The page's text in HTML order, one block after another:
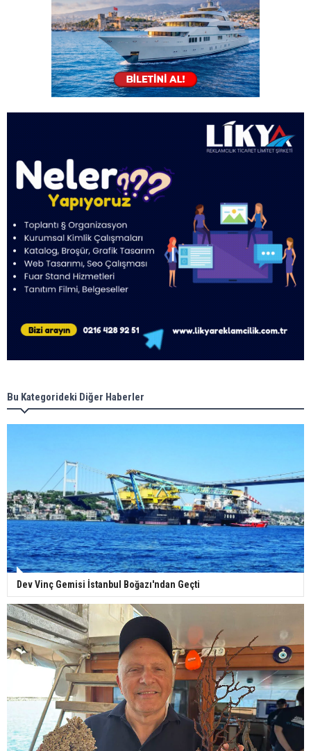
Bu Kategorideki Diğer Haberler
Dev Vinç Gemisi İstanbul Boğazı'ndan Geçti